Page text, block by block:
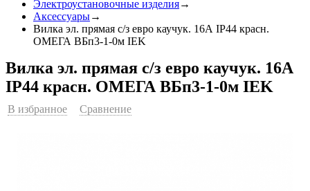
Электроустановочные изделия→
Аксессуары→
Вилка эл. прямая с/з евро каучук. 16А IP44 красн.
ОМЕГА ВБп3-1-0м IEK
Вилка эл. прямая с/з евро каучук. 16А
IP44 красн. ОМЕГА ВБп3-1-0м IEK
В избранное Сравнение